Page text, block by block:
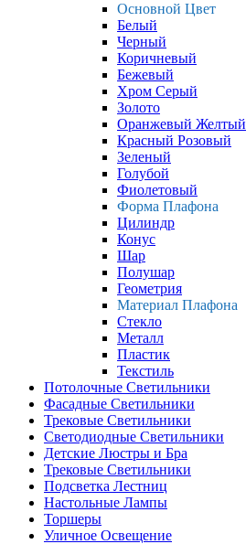
Основной Цвет
Белый
Черный
Коричневый
Бежевый
Хром Серый
Золото
Оранжевый Желтый
Красный Розовый
Зеленый
Голубой
Фиолетовый
Форма Плафона
Цилиндр
Конус
Шар
Полушар
Геометрия
Материал Плафона
Стекло
Металл
Пластик
Текстиль
Потолочные Светильники
Фасадные Светильники
Трековые Светильники
Светодиодные Светильники
Детские Люстры и Бра
Трековые Светильники
Подсветка Лестниц
Настольные Лампы
Торшеры
Уличное Освещение